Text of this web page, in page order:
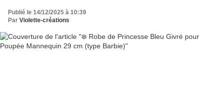
Publié le 14/12/2025 à 10:39
Par Violette-créations